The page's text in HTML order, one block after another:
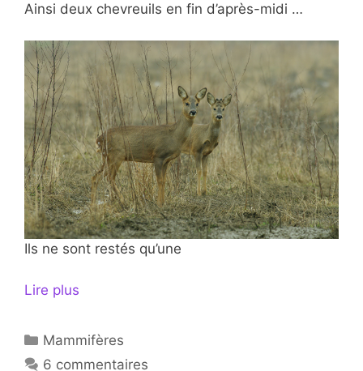
Ainsi deux chevreuils en fin d’après-midi …
Ils ne sont restés qu’une
Lire plus
Catégories
Mammifères
6 commentaires